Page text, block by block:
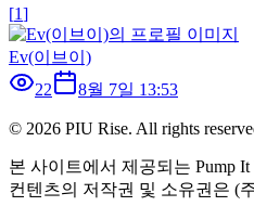
[1]
Ev(이브이)
22
8월 7일 13:53
© 2026 PIU Rise. All rights
본 사이트에서 제공되는 Pump
컨텐츠의 저작권 및 소유권은 (